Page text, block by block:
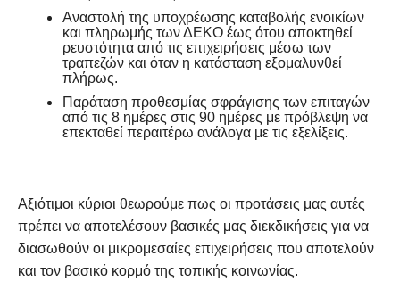
Αναστολή της υποχρέωσης καταβολής ενοικίων
και πληρωμής των ΔΕΚΟ έως ότου αποκτηθεί
ρευστότητα από τις επιχειρήσεις μέσω των
τραπεζών και όταν η κατάσταση εξομαλυνθεί
πλήρως.
Παράταση προθεσμίας σφράγισης των επιταγών
από τις 8 ημέρες στις 90 ημέρες με πρόβλεψη να
επεκταθεί περαιτέρω ανάλογα με τις εξελίξεις.
Αξιότιμοι κύριοι θεωρούμε πως οι προτάσεις μας αυτές
πρέπει να αποτελέσουν βασικές μας διεκδικήσεις για να
διασωθούν οι μικρομεσαίες επιχειρήσεις που αποτελούν
και τον βασικό κορμό της τοπικής κοινωνίας.